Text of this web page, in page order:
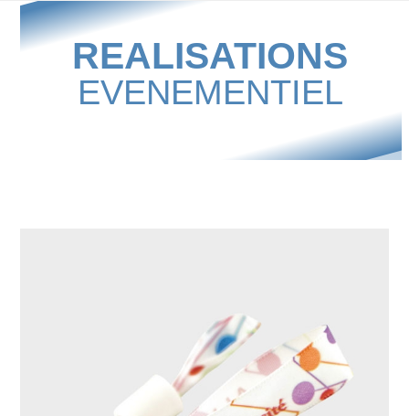
Skip
content
REALISATIONS
EVENEMENTIEL